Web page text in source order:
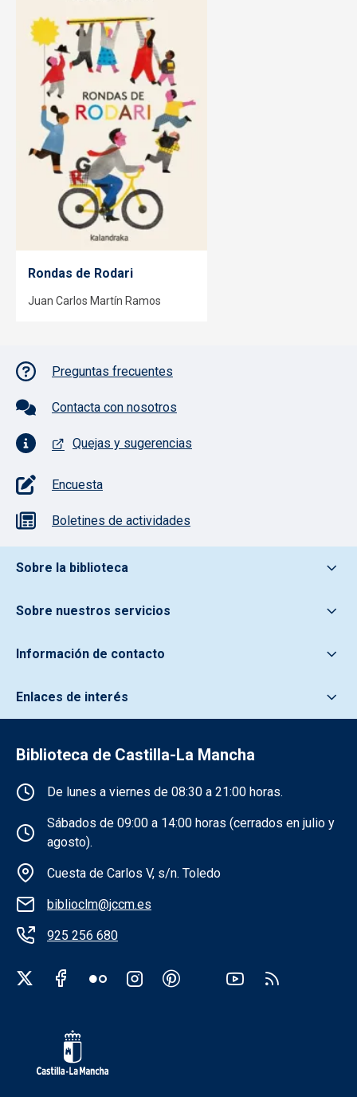
Rondas de Rodari
Juan Carlos Martín Ramos
Pie de página con iconos
Preguntas frecuentes
Contacta con nosotros
Quejas y sugerencias
Encuesta
Boletines de actividades
Pie de pagina información
Sobre la biblioteca
Sobre nuestros servicios
Información de contacto
Enlaces de interés
Biblioteca de Castilla-La Mancha
Información de la institución
De lunes a viernes de 08:30 a 21:00 horas.
Sábados de 09:00 a 14:00 horas (cerrados en julio y
agosto).
Cuesta de Carlos V, s/n. Toledo
biblioclm@jccm.es
925 256 680
Redes sociales institución